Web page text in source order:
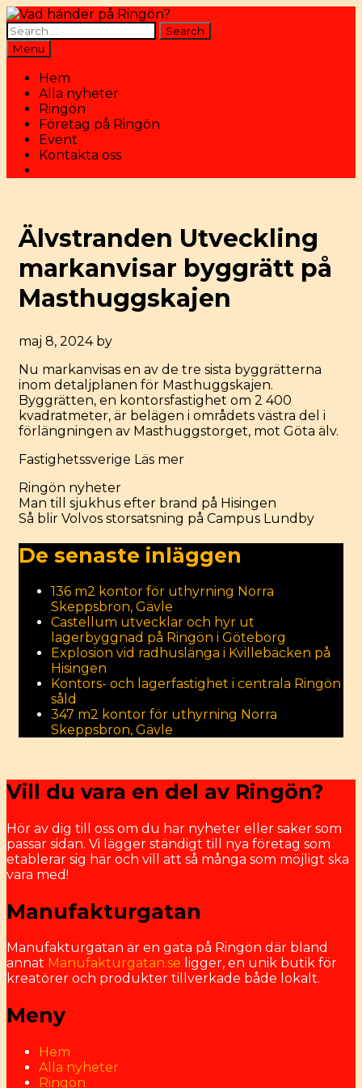
Skip
to
content
Search
for:
Search
Menu
Hem
Alla nyheter
Ringön
Företag på Ringön
Event
Kontakta oss
Älvstranden Utveckling
markanvisar byggrätt på
Masthuggskajen
maj 8, 2024 by
Nu markanvisas en av de tre sista byggrätterna
inom detaljplanen för Masthuggskajen.
Byggrätten, en kontorsfastighet om 2 400
kvadratmeter, är belägen i områdets västra del i
förlängningen av Masthuggstorget, mot Göta älv.
Fastighetssverige Läs mer
Categories
Ringön nyheter
Post
navigation
Man till sjukhus efter brand på Hisingen
Så blir Volvos storsatsning på Campus Lundby
De senaste inläggen
136 m2 kontor för uthyrning Norra
Skeppsbron, Gävle
Castellum utvecklar och hyr ut
lagerbyggnad på Ringön i Göteborg
Explosion vid radhuslänga i Kvillebäcken på
Hisingen
Kontors- och lagerfastighet i centrala Ringön
såld
347 m2 kontor för uthyrning Norra
Skeppsbron, Gävle
Vill du vara en del av Ringön?
Hör av dig till oss om du har nyheter eller saker som
passar sidan. Vi lägger ständigt till nya företag som
etablerar sig här och vill att så många som möjligt ska
vara med!
Manufakturgatan
Manufakturgatan är en gata på Ringön där bland
annat Manufakturgatan.se ligger, en unik butik för
kreatörer och produkter tillverkade både lokalt.
Meny
Hem
Alla nyheter
Ringön